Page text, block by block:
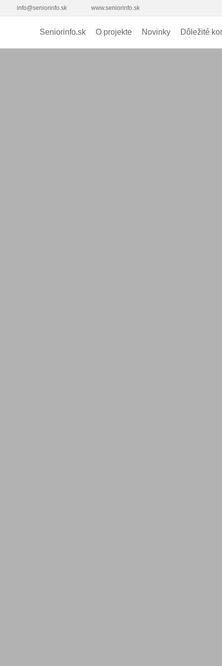
info@seniorinfo.sk www.seniorinfo.sk
Seniorinfo.sk O projekte Novinky Dôležité